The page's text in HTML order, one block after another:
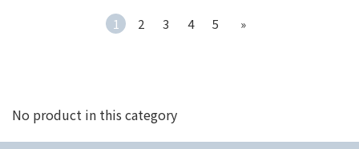
1 2 3 4 5 »
No product in this category